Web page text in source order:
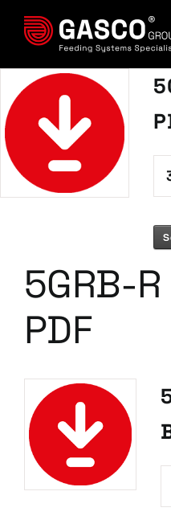
contenuto
5GRB-
PDF